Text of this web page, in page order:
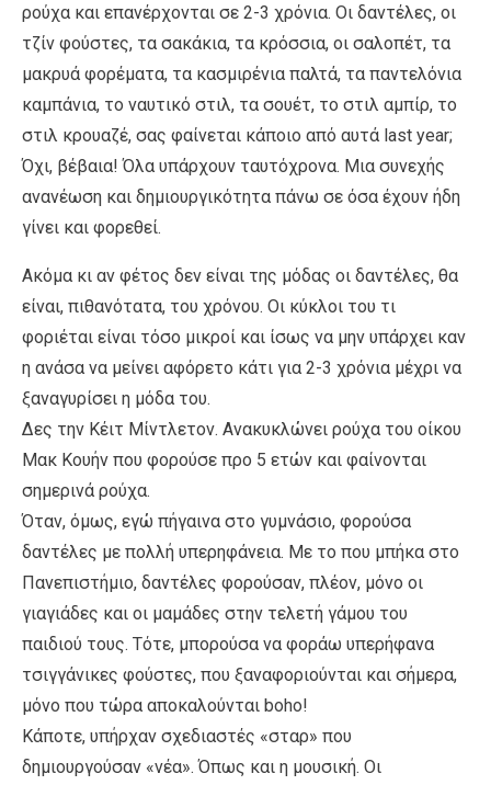
ρούχα και επανέρχονται σε 2-3 χρόνια. Οι δαντέλες, οι
τζίν φούστες, τα σακάκια, τα κρόσσια, οι σαλοπέτ, τα
μακρυά φορέματα, τα κασμιρένια παλτά, τα παντελόνια
καμπάνια, το ναυτικό στιλ, τα σουέτ, το στιλ αμπίρ, το
στιλ κρουαζέ, σας φαίνεται κάποιο από αυτά last year;
Όχι, βέβαια! Όλα υπάρχουν ταυτόχρονα. Μια συνεχής
ανανέωση και δημιουργικότητα πάνω σε όσα έχουν ήδη
γίνει και φορεθεί.
Ακόμα κι αν φέτος δεν είναι της μόδας οι δαντέλες, θα
είναι, πιθανότατα, του χρόνου. Οι κύκλοι του τι
φοριέται είναι τόσο μικροί και ίσως να μην υπάρχει καν
η ανάσα να μείνει αφόρετο κάτι για 2-3 χρόνια μέχρι να
ξαναγυρίσει η μόδα του.
Δες την Κέιτ Μίντλετον. Ανακυκλώνει ρούχα του οίκου
Μακ Κουήν που φορούσε προ 5 ετών και φαίνονται
σημερινά ρούχα.
Όταν, όμως, εγώ πήγαινα στο γυμνάσιο, φορούσα
δαντέλες με πολλή υπερηφάνεια. Με το που μπήκα στο
Πανεπιστήμιο, δαντέλες φορούσαν, πλέον, μόνο οι
γιαγιάδες και οι μαμάδες στην τελετή γάμου του
παιδιού τους. Τότε, μπορούσα να φοράω υπερήφανα
τσιγγάνικες φούστες, που ξαναφοριούνται και σήμερα,
μόνο που τώρα αποκαλούνται boho!
Κάποτε, υπήρχαν σχεδιαστές «σταρ» που
δημιουργούσαν «νέα». Όπως και η μουσική. Οι